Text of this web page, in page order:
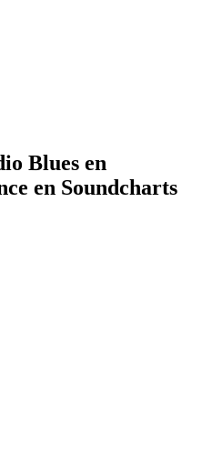
Blues en
en Soundcharts